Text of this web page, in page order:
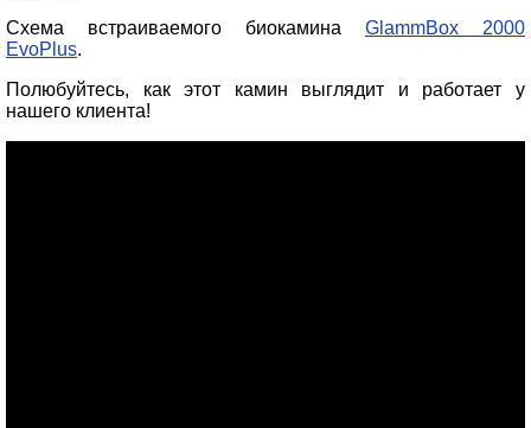
Схема встраиваемого биокамина GlammBox 2000
EvoPlus.
Полюбуйтесь, как этот камин выглядит и работает у
нашего клиента!